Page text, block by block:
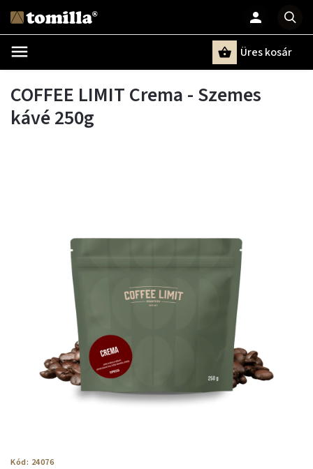
Üres kosár
COFFEE LIMIT Crema - Szemes
kávé 250g
Kód: 24076